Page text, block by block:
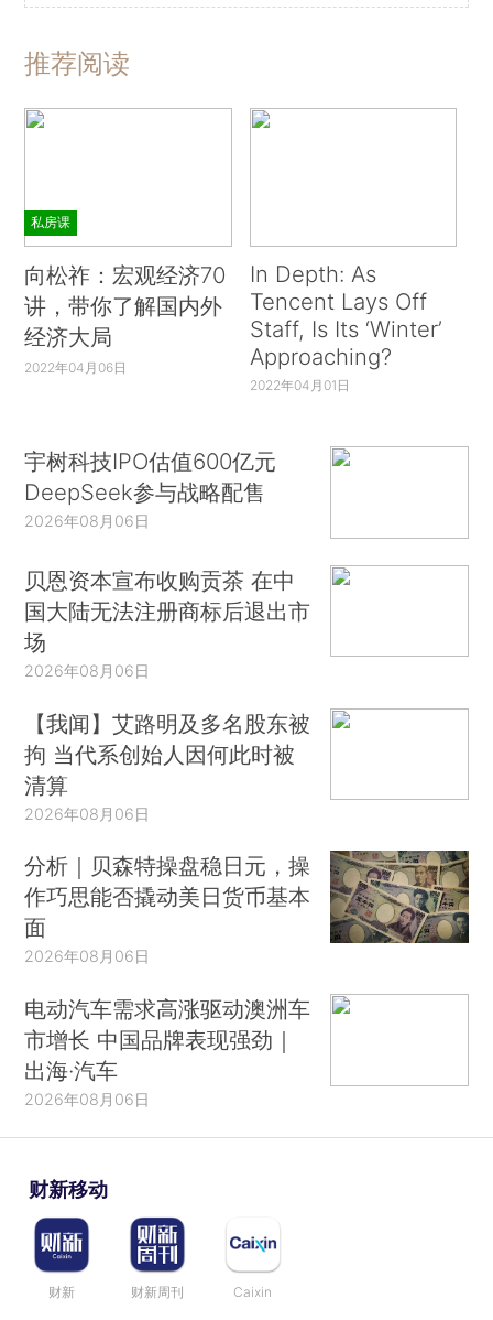
推荐阅读
私房课
向松祚：宏观经济70
讲，带你了解国内外
经济大局
2022年04月06日
In Depth: As
Tencent Lays Off
Staff, Is Its ‘Winter’
Approaching?
2022年04月01日
宇树科技IPO估值600亿元
DeepSeek参与战略配售
2026年08月06日
贝恩资本宣布收购贡茶 在中
国大陆无法注册商标后退出市
场
2026年08月06日
【我闻】艾路明及多名股东被
拘 当代系创始人因何此时被
清算
2026年08月06日
分析｜贝森特操盘稳日元，操
作巧思能否撬动美日货币基本
面
2026年08月06日
电动汽车需求高涨驱动澳洲车
市增长 中国品牌表现强劲｜
出海·汽车
2026年08月06日
财新移动
财新 财新周刊 Caixin